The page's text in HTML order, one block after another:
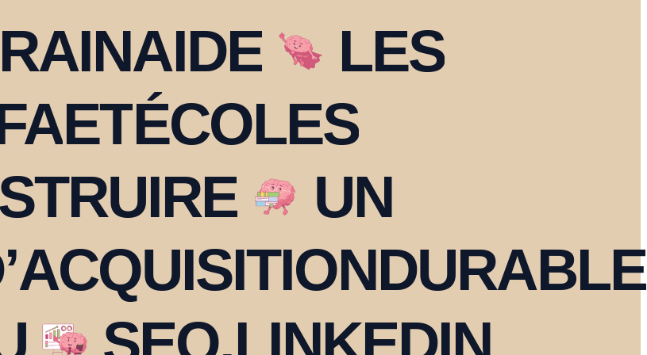
AIDE
LES
ETÉCOLES
UN
DURABLE